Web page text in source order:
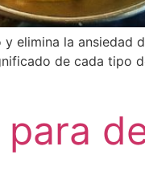
elimina la ansiedad
de cada